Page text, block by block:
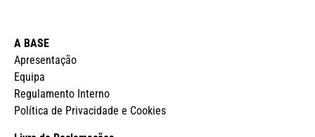
A BASE
Apresentação
Equipa
Regulamento Interno
Política de Privacidade e Cookies